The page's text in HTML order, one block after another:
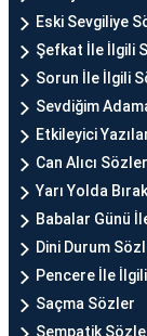
Eski Sevgiliye
Şefkat İle İlgili
Sorun İle İlgili
Sevdiğim
Etkileyici
Can Alıcı Sözler
Yarı Yolda
Babalar Günü
Dini Durum
Pencere İle
Saçma Sözler
Sempatik